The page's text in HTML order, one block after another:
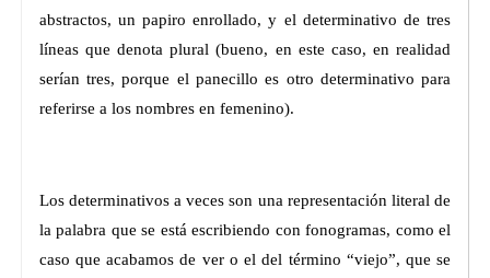
abstractos, un papiro enrollado, y el determinativo de tres
líneas que denota plural (bueno, en este caso, en realidad
serían tres, porque el panecillo es otro determinativo para
referirse a los nombres en femenino).
Los determinativos a veces son una representación literal de
la palabra que se está escribiendo con fonogramas, como el
caso que acabamos de ver o el del término “viejo”, que se